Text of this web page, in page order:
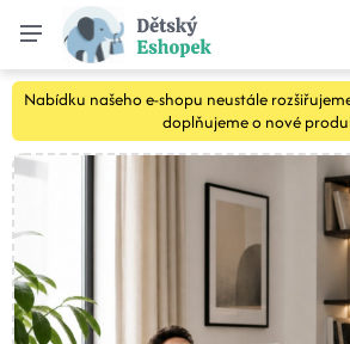
Nabídku našeho e-shopu neustále
doplňujeme o nové